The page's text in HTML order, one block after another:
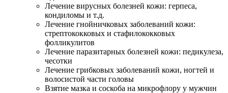
Лечение вирусных болезней кожи: герпеса,
кондиломы и т.д.
Лечение гнойничковых заболеваний кожи:
стрептококковых и стафилококковых
фолликулитов
Лечение паразитарных болезней кожи: педикулеза,
чесотки
Лечение грибковых заболеваний кожи, ногтей и
волосистой части головы
Взятие мазка и соскоба на микрофлору у мужчин